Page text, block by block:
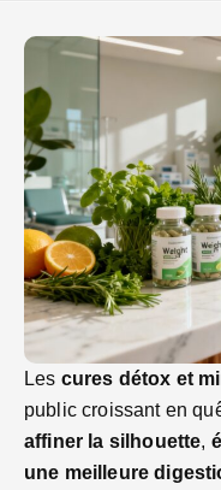
Les cures détox et
public croissant en
affiner la silhouette,
une meilleure